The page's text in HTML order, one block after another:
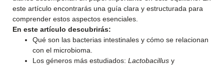
este artículo encontrarás una guía clara y estructurada para
comprender estos aspectos esenciales.
En este artículo descubrirás:
Qué son las bacterias intestinales y cómo se relacionan
con el microbioma.
Los géneros más estudiados: Lactobacillus y